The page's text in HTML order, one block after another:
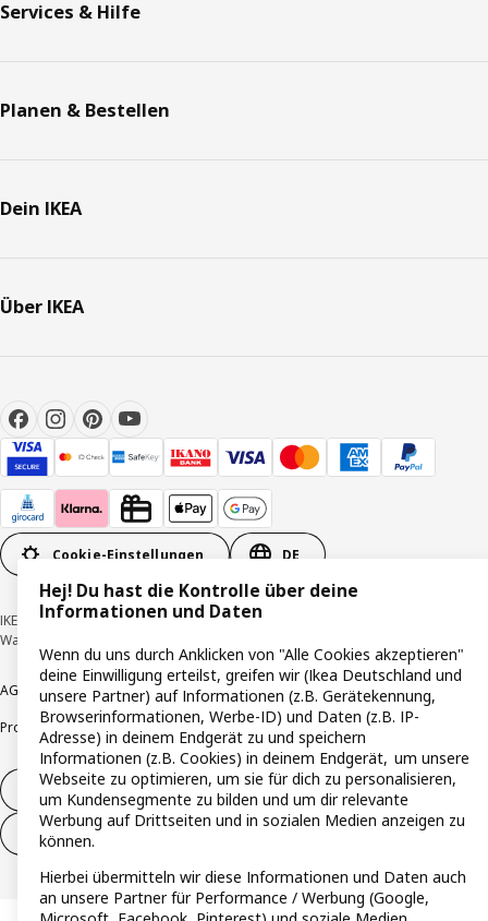
Services & Hilfe
Planen & Bestellen
Dein IKEA
Über IKEA
Cookie-Einstellungen DE
IKEA Deutschland GmbH & Co. KG - Am Wandersmann 2-4, 65719 Hofheim-
Wallau © Inter IKEA Systems B.V. 1999-2026
AGB BarrierefreiheitCookie-RichtlinieDatenschutzerklärungImpressum
ProduktrückrufeResponsible DisclosureVertrauensstelle
Vertrag widerrufen
Vertrag widerrufen (Services & Leistungen)
Hej! Du hast die Kontrolle über deine
Informationen und Daten
Wenn du uns durch Anklicken von "Alle Cookies akzeptieren"
deine Einwilligung erteilst, greifen wir (Ikea Deutschland und
unsere Partner) auf Informationen (z.B. Gerätekennung,
Browserinformationen, Werbe-ID) und Daten (z.B. IP-
Adresse) in deinem Endgerät zu und speichern
Informationen (z.B. Cookies) in deinem Endgerät, um unsere
Webseite zu optimieren, um sie für dich zu personalisieren,
um Kundensegmente zu bilden und um dir relevante
Werbung auf Drittseiten und in sozialen Medien anzeigen zu
können.
Hierbei übermitteln wir diese Informationen und Daten auch
an unsere Partner für Performance / Werbung (Google,